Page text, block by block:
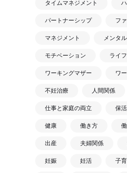
タイムマネジメント
パートナーシップ フ
マネジメント メンタ
モチベーション ライフ
ワーキングマザー ワ
不妊治療 人間関係
仕事と家庭の両立 保活
健康 働き方
出産 夫婦関係
妊娠 妊活 子